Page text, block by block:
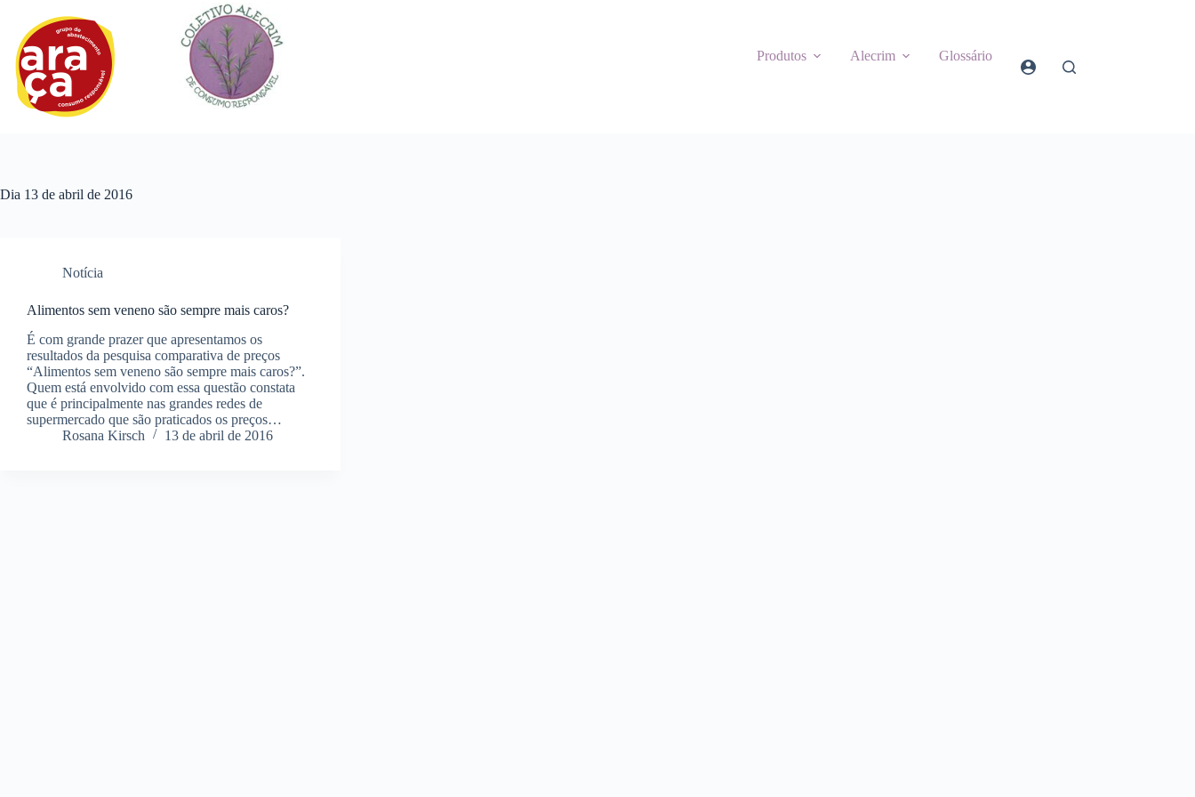
conteúdo
Produtos Alecrim Glossário
Dia 13 de abril de 2016
Notícia
Alimentos sem veneno são sempre mais caros?
É com grande prazer que apresentamos os
resultados da pesquisa comparativa de preços
“Alimentos sem veneno são sempre mais caros?”.
Quem está envolvido com essa questão constata
que é principalmente nas grandes redes de
supermercado que são praticados os preços…
Rosana Kirsch
13 de abril de 2016